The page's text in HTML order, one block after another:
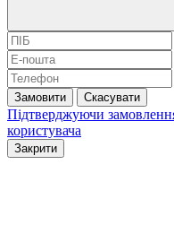
Замовити Скасувати
Підтверджуючи
користувача
Закрити